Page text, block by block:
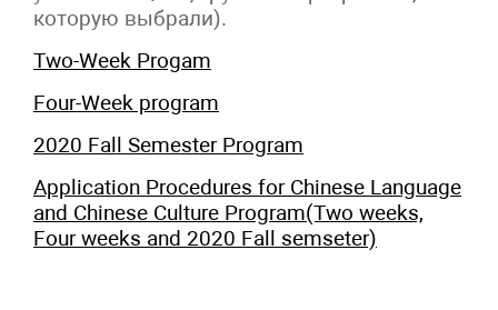
которую выбрали).
Two-Week Progam
Four-Week program
2020 Fall Semester Program
Application Procedures for Chinese Language
and Chinese Culture Program(Two weeks,
Four weeks and 2020 Fall semseter)